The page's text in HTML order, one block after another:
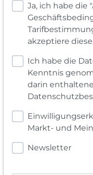
Ja, ich habe die
akzeptiere
Ich habe die
Kenntnis
darin
Markt- und
Newsletter